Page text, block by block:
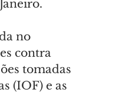
no
contra
tomadas
(IOF) e as